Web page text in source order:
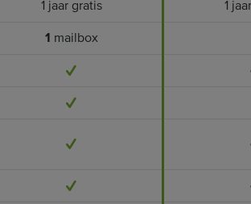
1 jaar gratis
1
1 mailbox